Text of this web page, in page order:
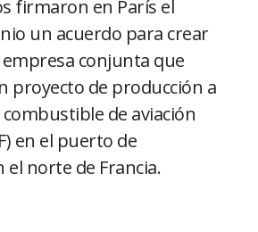
firmaron en París el
un acuerdo para crear
conjunta que
proyecto de producción a
de aviación
en el puerto de
el norte de Francia.